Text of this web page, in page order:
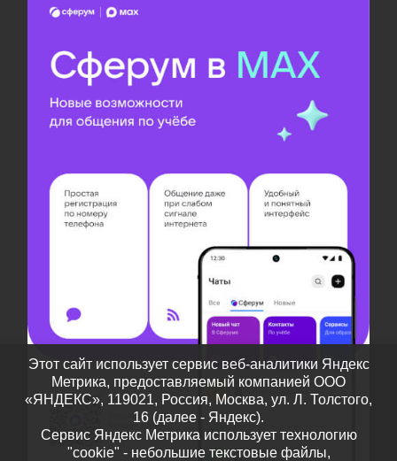
Этот сайт использует сервис веб-аналитики Яндекс
Метрика, предоставляемый компанией ООО
«ЯНДЕКС», 119021, Россия, Москва, ул. Л. Толстого,
16 (далее - Яндекс).
Сервис Яндекс Метрика использует технологию
"cookie" - небольшие текстовые файлы,